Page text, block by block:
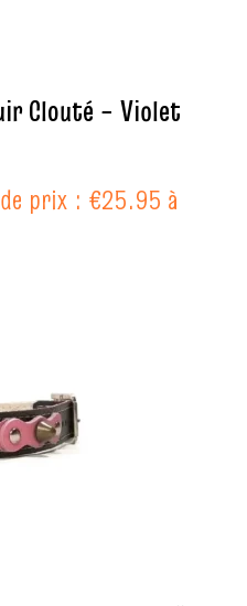
Clouté – Violet
prix : €25.95 à